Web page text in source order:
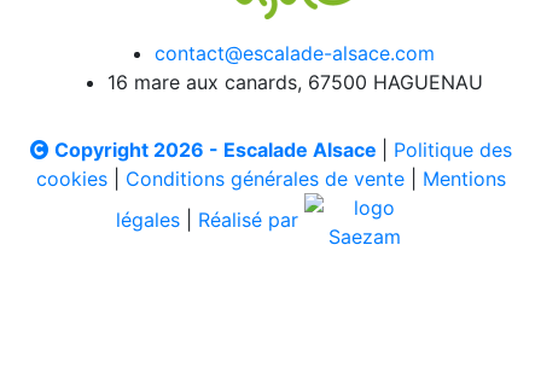
contact@escalade-alsace.com
16 mare aux canards, 67500 HAGUENAU
Copyright 2026 - Escalade Alsace
Politique des
cookies| Conditions générales de vente| Mentions
légales
Réalisé par